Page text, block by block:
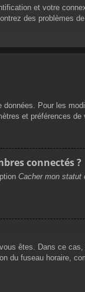
et votre
des problèmes
Pour les
et préférences de
connectés ?
Cacher mon statut
êtes. Dans ce
fuseau horaire,